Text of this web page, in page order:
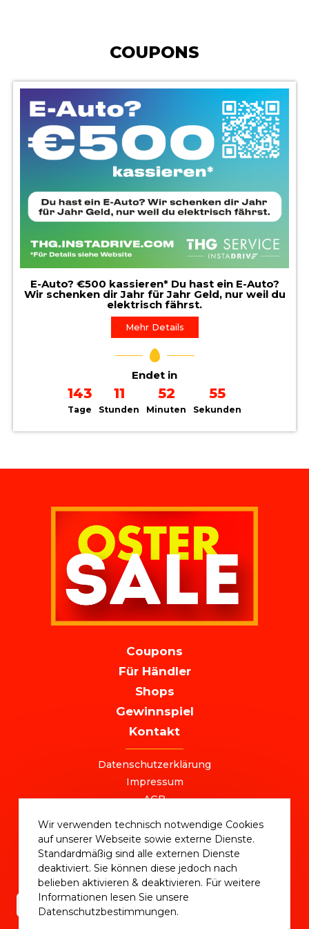
COUPONS
E-Auto? €500 kassieren* Du hast ein E-Auto?
Wir schenken dir Jahr für Jahr Geld, nur weil du
elektrisch fährst.
Mehr Details
Endet in
143
Tage
11
Stunden
52
Minuten
55
Sekunden
NAVIGATION
Coupons
Für Händler
Shops
Gewinnspiel
Kontakt
Datenschutzerklärung
Impressum
AGB
ostersale@deutschlandvoucher.de
OSTER SALE 2025 – eine Kampagne der
DVM Deutschlandvoucher Media GmbH © 2025
Wir verwenden technisch notwendige Cookies
auf unserer Webseite sowie externe Dienste.
Standardmäßig sind alle externen Dienste
deaktiviert. Sie können diese jedoch nach
belieben aktivieren & deaktivieren. Für weitere
Informationen lesen Sie unsere
Datenschutzbestimmungen.